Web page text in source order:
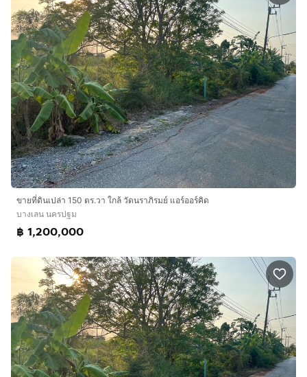
ขายที่ดินเปล่า 150 ตร.วา ใกล้ วัดนราภิรมย์ แอร์ออร์คิด
บางเลน นครปฐม
฿ 1,200,000